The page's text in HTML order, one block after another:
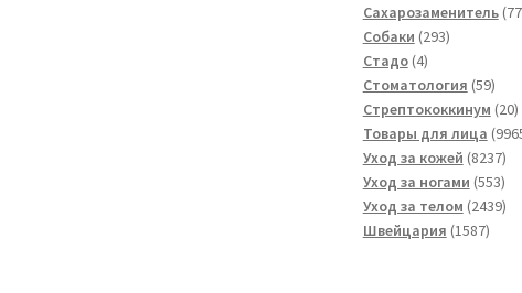
товаров
Сахарозаменитель
Собаки 293293
Стадо 44
товара
Стоматология 5959
Стрептококкинум 2020
Товары для лица
Уход за кожей 82378237
Уход за ногами 553553
Уход за телом 24392439
Швейцария 15871587